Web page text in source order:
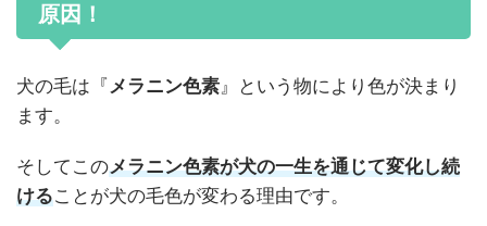
原因！
犬の毛は『 メラニン色素』という物により色が決まり
ます。
そしてこのメラニン色素が犬の一生を通じて変化し続
けることが犬の毛色が変わる理由です。